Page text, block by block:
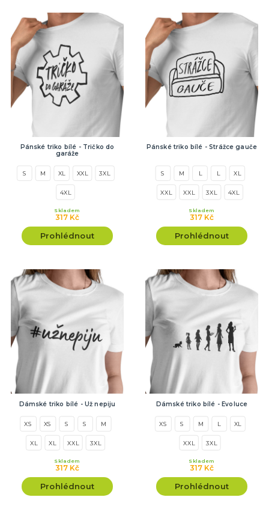
Pánské triko bílé - Tričko do
garáže
S M XL XXL 3XL
4XL
317 Kč
Skladem
Prohlédnout
Pánské triko bílé - Strážce gauče
S M L L XL
XXL XXL 3XL 4XL
317 Kč
Skladem
Prohlédnout
Dámské triko bílé - Už nepiju
XS XS S S M
XL XL XXL 3XL
317 Kč
Skladem
Prohlédnout
Dámské triko bílé - Evoluce
XS S M L XL
XXL 3XL
317 Kč
Skladem
Prohlédnout